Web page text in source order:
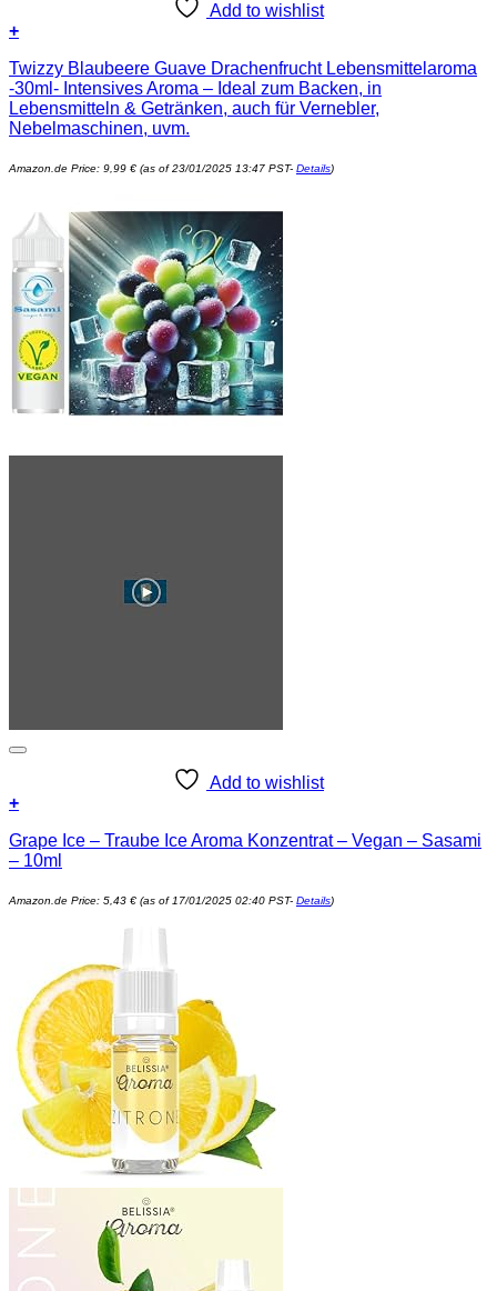
Add to wishlist
+
Twizzy Blaubeere Guave Drachenfrucht Lebensmittelaroma
-30ml- Intensives Aroma – Ideal zum Backen, in
Lebensmitteln & Getränken, auch für Vernebler,
Nebelmaschinen, uvm.
Amazon.de Price: 9,99 € (as of 23/01/2025 13:47 PST- Details)
Add to wishlist
+
Grape Ice – Traube Ice Aroma Konzentrat – Vegan – Sasami
– 10ml
Amazon.de Price: 5,43 € (as of 17/01/2025 02:40 PST- Details)